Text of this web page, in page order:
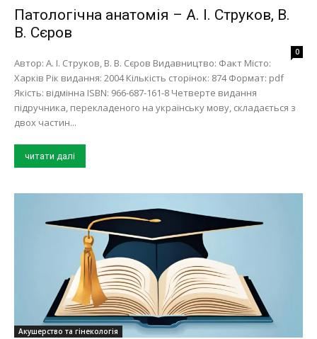
Патологічна анатомія – А. І. Струков, В.
В. Сєров
0
Автор: А. І. Струков, В. В. Сєров Видавництво: Факт Місто:
Харків Рік видання: 2004 Кількість сторінок: 874 Формат: pdf
Якість: відмінна ISBN: 966-687-161-8 Четверте видання
підручника, перекладеного на українську мову, складається з
двох частин...
читати далі
Акушерство та гінекологія